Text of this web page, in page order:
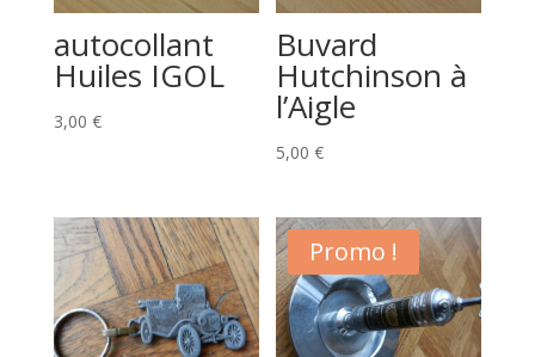
autocollant
Huiles IGOL
3,00 €
Buvard
Hutchinson à
l’Aigle
5,00€
Promo !